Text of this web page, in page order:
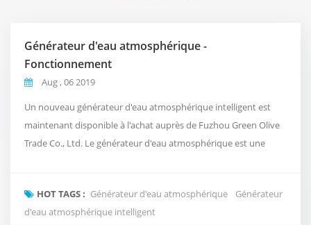
Générateur d'eau atmosphérique -
Fonctionnement
Aug , 06 2019
Un nouveau générateur d'eau atmosphérique intelligent est
maintenant disponible à l'achat auprès de Fuzhou Green Olive
Trade Co., Ltd. Le générateur d'eau atmosphérique est une
planète, plutôt que d'utiliser la plomberie conventionnelle ou
d'...
HOT TAGS : Générateur d'eau atmosphérique
Générateur
d'eau atmosphérique intelligent